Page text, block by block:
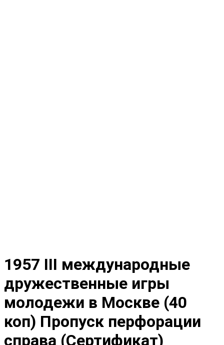
1957 III международные
дружественные игры
молодежи в Москве (40
коп) Пропуск перфорации
справа (Сертификат)